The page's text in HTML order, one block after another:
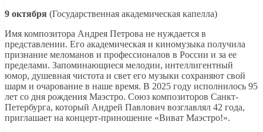
9 октября (Государственная академическая капелла)
Имя композитора Андрея Петрова не нуждается в
представлении. Его академическая и киномузыка получила
признание меломанов и профессионалов в России и за ее
пределами. Запоминающиеся мелодии, интеллигентный
юмор, душевная чистота и свет его музыки сохраняют свой
шарм и очарование в наше время. В 2025 году исполнилось 95
лет со дня рождения Маэстро. Союз композиторов Санкт-
Петербурга, который Андрей Павлович возглавлял 42 года,
приглашает на концерт-приношение «Виват Маэстро!».